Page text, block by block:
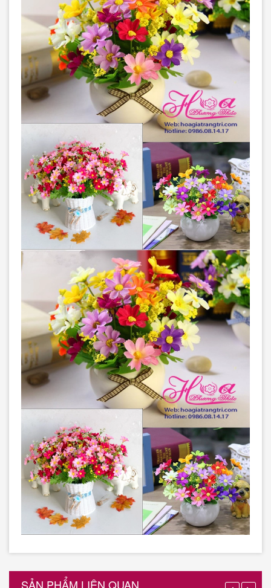
SẢN PHẨM LIÊN QUAN